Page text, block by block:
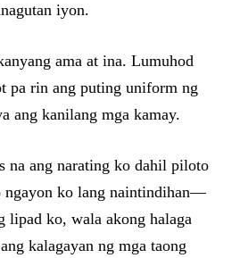
iyon.
ama at ina. Lumuhod
pa rin ang puting uniform ng
ang kanilang mga kamay.
na ang narating ko dahil piloto
ngayon ko lang naintindihan—
lipad ko, wala akong halaga
kalagayan ng mga taong